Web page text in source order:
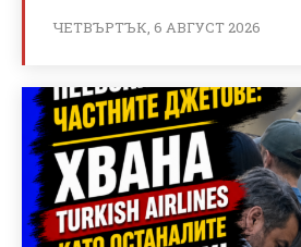
ЧЕТВЪРТЪК, 6 АВГУСТ 2026